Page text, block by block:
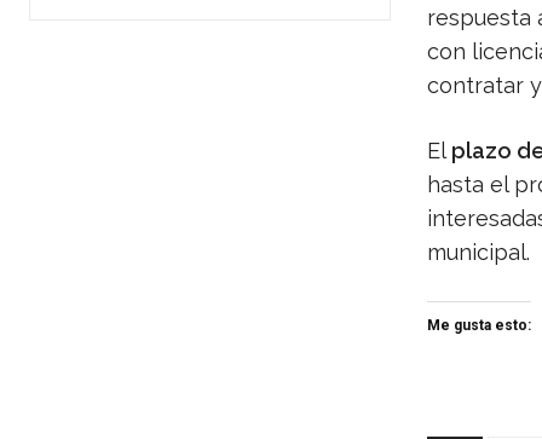
respuesta
con
contratar y
El plazo
hasta el
municipal.
Me gusta esto: